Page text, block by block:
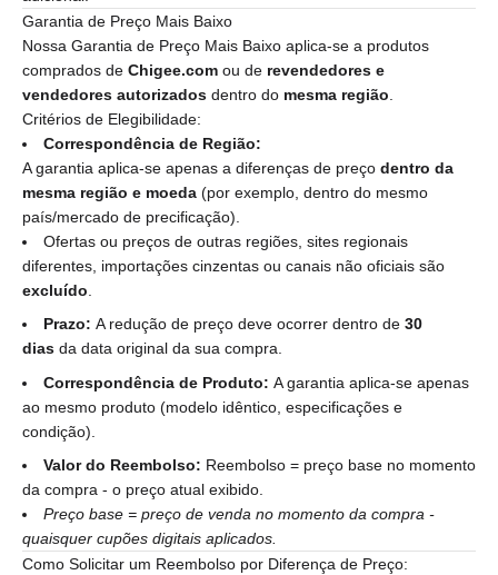
Garantia de Preço Mais Baixo
Nossa Garantia de Preço Mais Baixo aplica-se a produtos
comprados de Chigee.com ou de revendedores e
vendedores autorizados dentro do mesma região
Critérios de Elegibilidade:
Correspondência de Região:
A garantia aplica-se apenas a diferenças de preço dentro da
mesma região e moeda (por exemplo, dentro do mesmo
país/mercado de precificação).
Ofertas ou preços de outras regiões, sites regionais
diferentes, importações cinzentas ou canais não oficiais são
excluído
Prazo: A redução de preço deve ocorrer dentro de 30
dias da data original da sua compra.
Correspondência de Produto: A garantia aplica-se apenas
ao mesmo produto (modelo idêntico, especificações e
condição).
Valor do Reembolso: Reembolso = preço base no momento
da compra - o preço atual exibido.
Preço base = preço de venda no momento da compra -
quaisquer cupões digitais aplicados.
Como Solicitar um Reembolso por Diferença de Preço: